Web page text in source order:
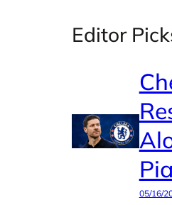
Editor
05/16/